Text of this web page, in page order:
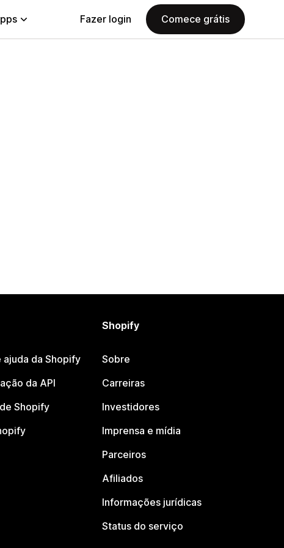
Fazer login Comece grátis
ajuda da Shopify
da API
Shopify
Shopify
Sobre
Carreiras
Investidores
Imprensa e mídia
Parceiros
Afiliados
Informações jurídicas
Status do serviço